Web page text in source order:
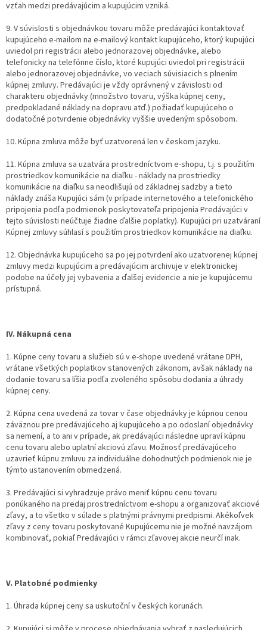
vzťah medzi predávajúcim a kupujúcim vzniká.
9. V súvislosti s objednávkou tovaru môže predávajúci kontaktovať
kupujúceho e-mailom na e-mailový kontakt kupujúceho, ktorý kupujúci
uviedol pri registrácii alebo jednorazovej objednávke, alebo
telefonicky na telefónne číslo, ktoré kupujúci uviedol pri registrácii
alebo jednorazovej objednávke, vo veciach súvisiacich s plnením
kúpnej zmluvy. Predávajúci je vždy oprávnený v závislosti od
charakteru objednávky (množstvo tovaru, výška kúpnej ceny,
predpokladané náklady na dopravu atď.) požiadať kupujúceho o
dodatočné potvrdenie objednávky vyššie uvedeným spôsobom.
10. Kúpna zmluva môže byť uzatvorená len v českom jazyku.
11. Kúpna zmluva sa uzatvára prostredníctvom e-shopu, t.j. s použitím
prostriedkov komunikácie na diaľku - náklady na prostriedky
komunikácie na diaľku sa neodlišujú od základnej sadzby a tieto
náklady znáša Kupujúci sám (v prípade internetového a telefonického
pripojenia podľa podmienok poskytovateľa pripojenia Predávajúci v
tejto súvislosti neúčtuje žiadne ďalšie poplatky). Kupujúci pri uzatváraní
Kúpnej zmluvy súhlasí s použitím prostriedkov komunikácie na diaľku.
12. Objednávka kupujúceho sa po jej potvrdení ako uzatvorenej kúpnej
zmluvy medzi kupujúcim a predávajúcim archivuje v elektronickej
podobe na účely jej vybavenia a ďalšej evidencie a nie je kupujúcemu
prístupná.
IV. Nákupná cena
1. Kúpne ceny tovaru a služieb sú v e-shope uvedené vrátane DPH,
vrátane všetkých poplatkov stanovených zákonom, avšak náklady na
dodanie tovaru sa líšia podľa zvoleného spôsobu dodania a úhrady
kúpnej ceny.
2. Kúpna cena uvedená za tovar v čase objednávky je kúpnou cenou
záväznou pre predávajúceho aj kupujúceho a po odoslaní objednávky
sa nemení, a to ani v prípade, ak predávajúci následne upraví kúpnu
cenu tovaru alebo uplatní akciovú zľavu. Možnosť predávajúceho
uzavrieť kúpnu zmluvu za individuálne dohodnutých podmienok nie je
týmto ustanovením obmedzená.
3. Predávajúci si vyhradzuje právo meniť kúpnu cenu tovaru
ponúkaného na predaj prostredníctvom e-shopu a organizovať akciové
zľavy, a to všetko v súlade s platnými právnymi predpismi. Akékoľvek
zľavy z ceny tovaru poskytované Kupujúcemu nie je možné navzájom
kombinovať, pokiaľ Predávajúci v rámci zľavovej akcie neurčí inak.
V. Platobné podmienky
1. Úhrada kúpnej ceny sa uskutoční v českých korunách.